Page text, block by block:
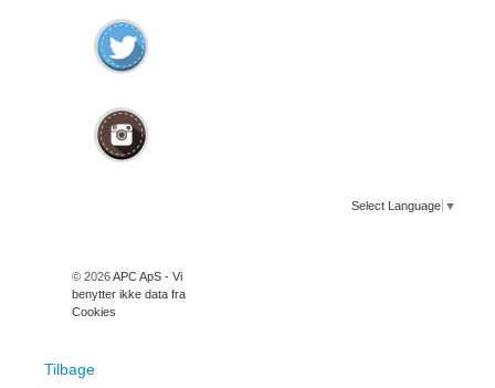
Select Language ▼
© 2026APC ApS - Vi
benytter ikke data fra
Cookies
Tilbage